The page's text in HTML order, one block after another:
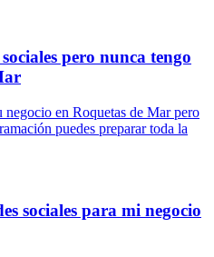
pero nunca tengo
negocio en Roquetas de Mar pero
puedes preparar toda la
sociales para mi negocio